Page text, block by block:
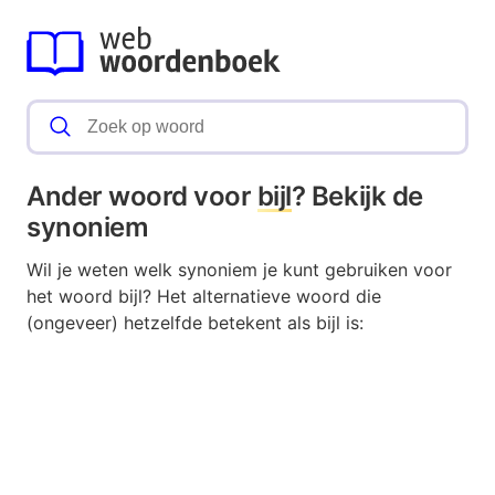
Ander woord voor bijl? Bekijk de
synoniem
Wil je weten welk synoniem je kunt gebruiken voor
het woord bijl? Het alternatieve woord die
(ongeveer) hetzelfde betekent als bijl is: